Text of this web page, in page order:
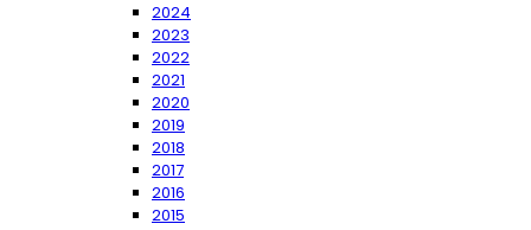
2024
2023
2022
2021
2020
2019
2018
2017
2016
2015